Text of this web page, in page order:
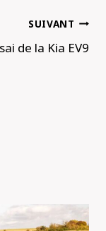
SUIVANT
de la Kia EV9